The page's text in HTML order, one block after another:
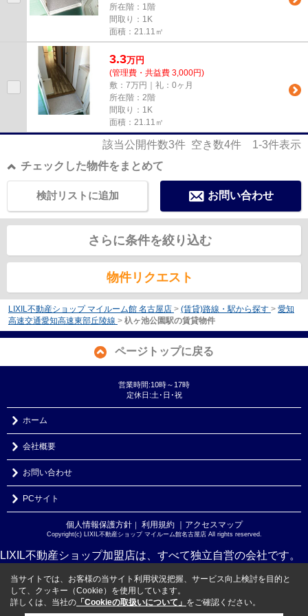
所在階：1階
間取り：1K
面積：21.11㎡
3.3万円
(管理費・共益費 3,000円)
敷：7万円｜礼：0ヶ月
所在階：2階
間取り：1K
面積：21.11㎡
該当公開件数3件 空き数4件 1-3件表示
チェックした物件をまとめて
お問い合わせ
検討リストに追加
さらに条件を絞り込む
物件リクエスト
LIXIL不動産ショップ マイルーム館 名古屋店 > (賃貸)路線・駅から探す > 愛知
高速交通愛知高速東部丘陵線 > 杁ヶ池公園駅の賃貸物件
ページトップに戻る
営業時間:10時～17時
定休日:土･日･祝
ホーム
会社概要
お問い合わせ
PCサイト
個人情報保護方針｜ 利用規約 ｜アクセスマップ
Copyright(c) LIXIL不動産ショップ マイルーム館名古屋店 All rights reserved.
LIXIL不動産ショップ加盟店は、すべて独立自営の会社です。
当サイトでは、お客様の当サイト利用状況把握、サービス向上検討を目的と
して、クッキー（Cookie）を使用しています。
詳しくは、当社の 「Cookieの取扱いについて」 をご確認ください。